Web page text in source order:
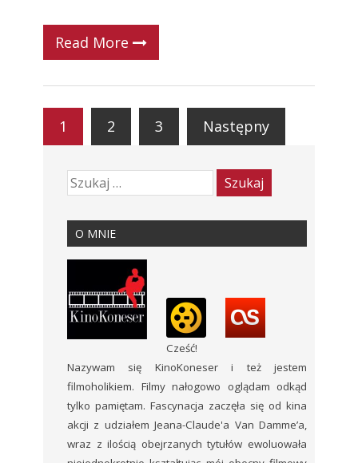
Read More
1 2 3 Następny
O MNIE
Cześć!
Nazywam się KinoKoneser i też jestem
filmoholikiem. Filmy nałogowo oglądam odkąd
tylko pamiętam. Fascynacja zaczęła się od kina
akcji z udziałem Jeana-Claude'a Van Damme’a,
wraz z ilością obejrzanych tytułów ewoluowała